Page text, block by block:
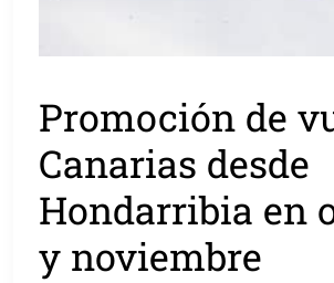
Promoción de
Canarias desde
Hondarribia en
y noviembre